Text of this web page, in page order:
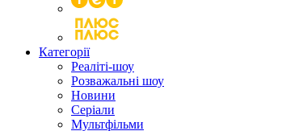
Категорії
Реаліті-шоу
Розважальні шоу
Новини
Серіали
Мультфільми